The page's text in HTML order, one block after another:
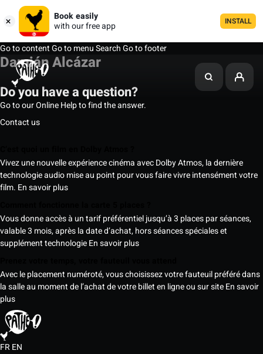
Book easily
with our free app
INSTALL
Go to contentGo to menuSearchGo to footer
Damián Alcázar
Do you have a question?
Go to our Online Help to find the answer.
Contact us
Vivez une nouvelle expérience cinéma avec Dolby Atmos, la dernière
technologie audio mise au point pour vous faire vivre intensément votre
film. En savoir plus
Vous donne accès à un tarif préférentiel jusqu’à 3 places par séances,
valable 3 mois, après la date d’achat, hors séances spéciales et
supplément technologieEn savoir plus
Avec le placement numéroté, vous choisissez votre fauteuil préféré dans
la salle au moment de l’achat de votre billet en ligne ou sur siteEn savoir
plus
FREN